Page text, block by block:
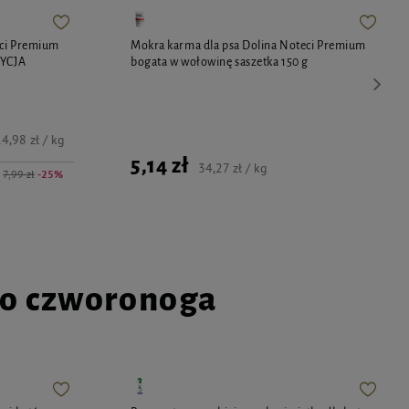
Premium
7,99 zł -25%
zł / kg
Mokra karma dla psa Dolina Noteci Premium
bogata w wołowinę saszetka 150 g
5,14 zł 34,27 zł / kg
czworonoga